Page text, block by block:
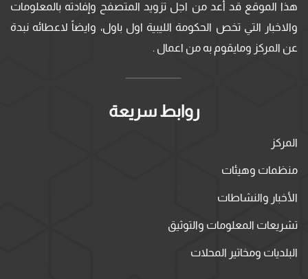
هذا الموقع قد أعد من اجل تزويد المتصفح وإفادته بالمعلومات
والاخبار التي تخص الحكومة الليبية اول باول، وايضاً لاعطائه نبدة
عن المركز ومايقوم به من اعمال .
روابط سريعة
المركز
منظمات وهيئات
الأخبار والنشاطات
تشريعات المعلومات والتوثيق
البلديات ومخاتير المحلات